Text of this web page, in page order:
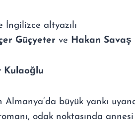
İngilizce altyazılı
Güçyeter ve Hakan Savaş
Kulaoğlu
Almanya’da büyük yankı
odak noktasında annesi